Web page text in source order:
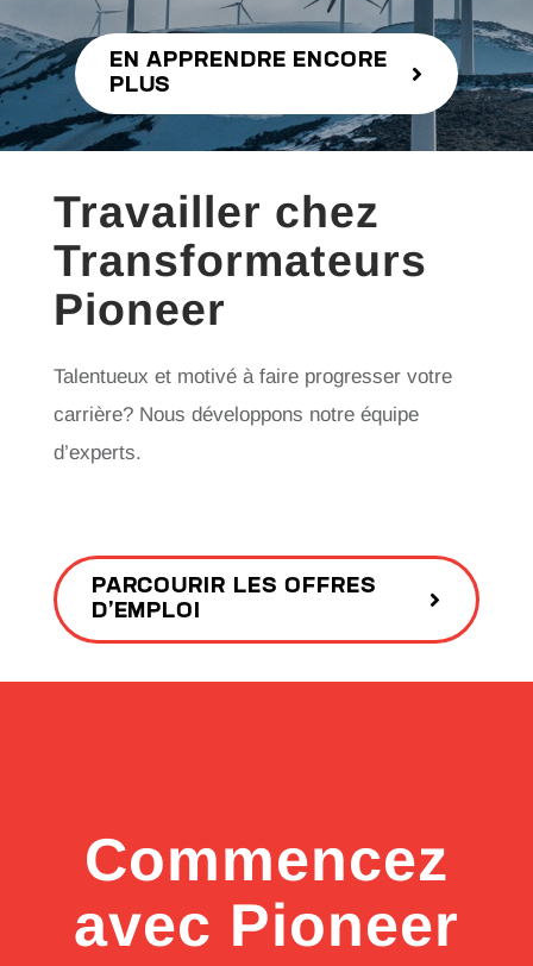
EN APPRENDRE ENCORE
PLUS
Travailler chez
Transformateurs
Pioneer
Talentueux et motivé à faire progresser votre
carrière? Nous développons notre équipe
d’experts.
PARCOURIR LES OFFRES
D’EMPLOI
Commencez
avec Pioneer